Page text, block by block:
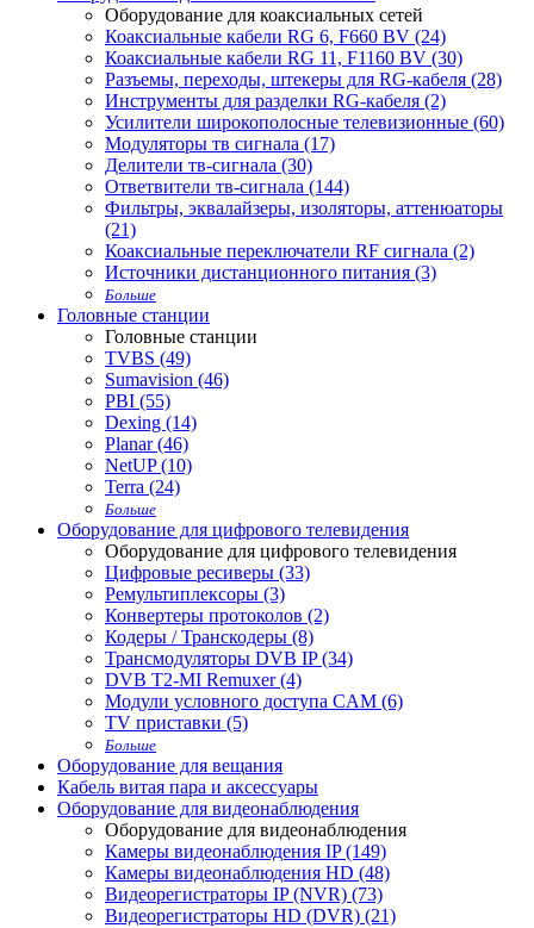
Оборудование для коаксиальных сетей
Коаксиальные кабели RG 6, F660 BV (24)
Коаксиальные кабели RG 11, F1160 BV (30)
Разъемы, переходы, штекеры для RG-кабеля (28)
Инструменты для разделки RG-кабеля (2)
Усилители широкополосные телевизионные (60)
Модуляторы тв сигнала (17)
Делители тв-сигнала (30)
Ответвители тв-сигнала (144)
Фильтры, эквалайзеры, изоляторы, аттенюаторы
(21)
Коаксиальные переключатели RF сигнала (2)
Источники дистанционного питания (3)
Больше
Головные станции
Головные станции
TVBS (49)
Sumavision (46)
PBI (55)
Dexing (14)
Planar (46)
NetUP (10)
Terra (24)
Больше
Оборудование для цифрового телевидения
Оборудование для цифрового телевидения
Цифровые ресиверы (33)
Ремультиплексоры (3)
Конвертеры протоколов (2)
Кодеры / Транскодеры (8)
Трансмодуляторы DVB IP (34)
DVB T2-MI Remuxer (4)
Модули условного доступа CAM (6)
TV приставки (5)
Больше
Оборудование для вещания
Кабель витая пара и аксессуары
Оборудование для видеонаблюдения
Оборудование для видеонаблюдения
Камеры видеонаблюдения IP (149)
Камеры видеонаблюдения HD (48)
Видеорегистраторы IP (NVR) (73)
Видеорегистраторы HD (DVR) (21)